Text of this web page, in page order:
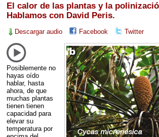
El calor de las plantas y la
Hablamos con David Peris.
Descargar audio Facebook Twitter
Posiblemente no
hayas oído
hablar, hasta
ahora, de que
muchas plantas
tienen tienen
capacidad para
elevar su
temperatura por